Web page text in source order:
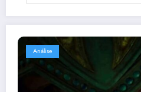
Análise